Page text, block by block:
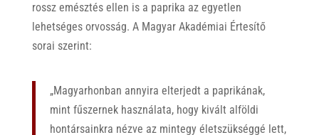
rossz emésztés ellen is a paprika az egyetlen
lehetséges orvosság. A Magyar Akadémiai Értesítő
sorai szerint:
„Magyarhonban annyira elterjedt a paprikának,
mint fűszernek használata, hogy kivált alföldi
hontársainkra nézve az mintegy életszükséggé lett,